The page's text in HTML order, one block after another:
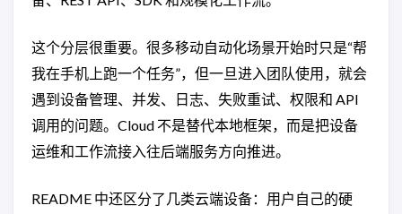
这个分层很重要。很多移动自动化场景开始时只是“帮
我在手机上跑一个任务”，但一旦进入团队使用，就会
遇到设备管理、并发、日志、失败重试、权限和 API
调用的问题。Cloud 不是替代本地框架，而是把设备
运维和工作流接入往后端服务方向推进。
README 中还区分了几类云端设备：用户自己的硬